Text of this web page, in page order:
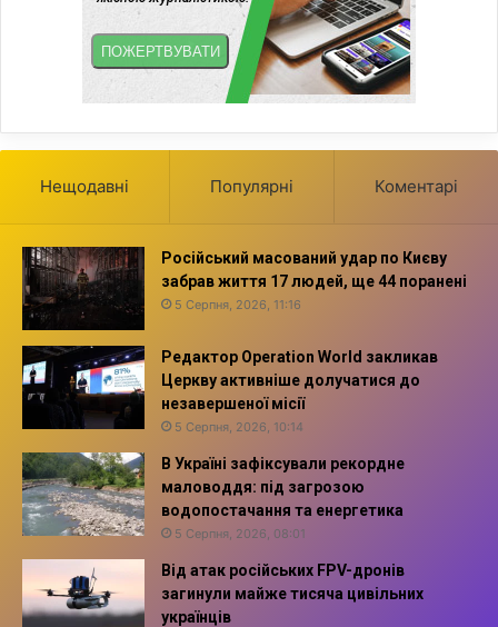
Нещодавні Популярні Коментарі
Російський масований удар по Києву
забрав життя 17 людей, ще 44 поранені
5 Серпня, 2026, 11:16
Редактор Operation World закликав
Церкву активніше долучатися до
незавершеної місії
5 Серпня, 2026, 10:14
В Україні зафіксували рекордне
маловоддя: під загрозою
водопостачання та енергетика
5 Серпня, 2026, 08:01
Від атак російських FPV-дронів
загинули майже тисяча цивільних
українців